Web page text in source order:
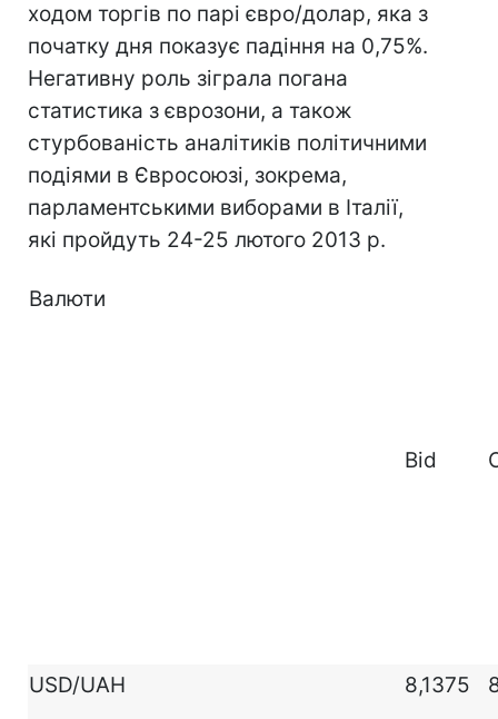
ходом торгів по парі євро/долар, яка з
початку дня показує падіння на 0,75%.
Негативну роль зіграла погана
статистика з єврозони, а також
стурбованість аналітиків політичними
подіями в Євросоюзі, зокрема,
парламентськими виборами в Італії,
які пройдуть 24-25 лютого 2013 р.
Валюти
Bid
USD/UAH 8,1375